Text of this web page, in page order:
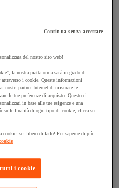
Continua senza accettare
del nostro sito web!
la nostra piattaforma sarà in grado di
i cookie. Queste informazioni
nostri partner Internet di misurare le
le tue preferenze di acquisto. Questo ci
in base alle tue esigenze e una
sulle finalità di ogni tipo di cookie, clicca su
cookie, sei libero di farlo! Per saperne di più,
i cookie